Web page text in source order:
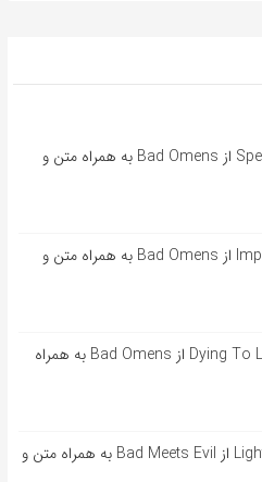
آهنگ انگلیسی Specter از Bad Omens به همراه متن و
آهنگ انگلیسی Impose از Bad Omens به همراه متن و
آهنگ انگلیسی Dying To Love از Bad Omens به همراه
آهنگ انگلیسی Lighters از Bad Meets Evil به همراه متن و